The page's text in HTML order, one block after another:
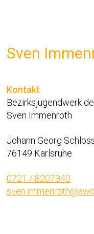
Sven
Kontakt
Bezirksjugendwerk
Sven Immenroth
Johann Georg
76149 Karlsruhe
0721 / 8207340